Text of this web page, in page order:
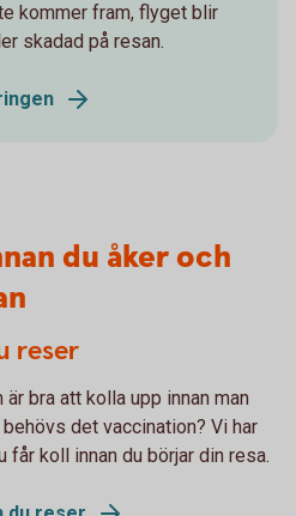
kommer fram, flyget blir
skadad på resan.
du åker och
reser
bra att kolla upp innan man
det vaccination? Vi har
koll innan du börjar din resa.